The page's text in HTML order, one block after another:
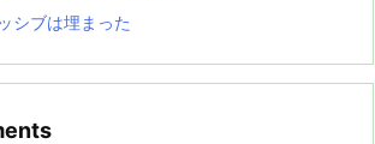
シブは埋まった